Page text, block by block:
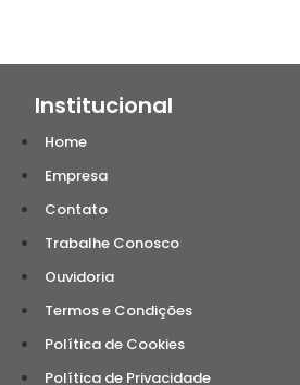
Institucional
Home
Empresa
Contato
Trabalhe Conosco
Ouvidoria
Termos e Condições
Política de Cookies
Política de Privacidade